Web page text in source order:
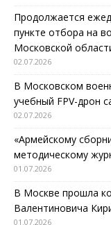
Продолжается
пункте отбора на
Московской
02.07.2026
В Московском
учебный FPV-дрон
02.07.2026
«Армейскому
методическому
01.07.2026
В Москве прошла
Валентиновича
01.07.2026